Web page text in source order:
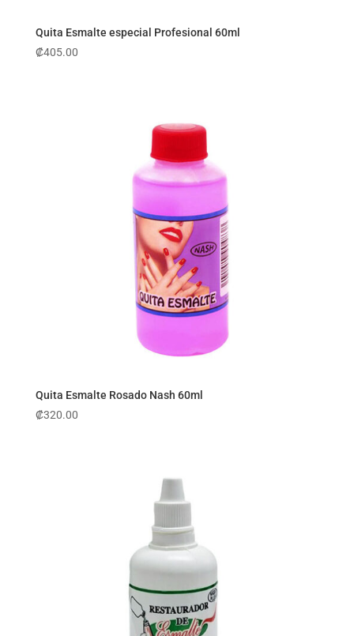
Quita Esmalte especial Profesional 60ml
₡405.00
Quita Esmalte Rosado Nash 60ml
₡320.00